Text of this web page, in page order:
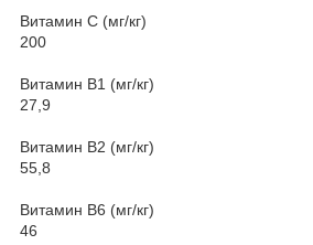
Витамин С (мг/кг)
200
Витамин В1 (мг/кг)
27,9
Витамин В2 (мг/кг)
55,8
Витамин В6 (мг/кг)
46